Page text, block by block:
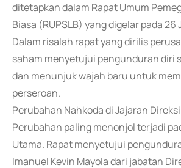
ditetapkan dalam Rapat Umum
Biasa (RUPSLB) yang digelar pada 26
Dalam risalah rapat yang dirilis
saham menyetujui pengunduran diri
dan menunjuk wajah baru untuk
perseroan.
Perubahan Nahkoda di Jajaran Direksi
Perubahan paling menonjol terjadi
Utama. Rapat menyetujui
Imanuel Kevin Mayola dari jabatan